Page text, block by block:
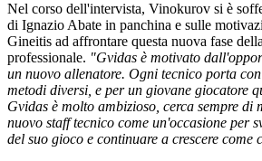
Nel corso dell'intervista, Vinokurov si è
di Ignazio Abate in panchina e sulle
Gineitis ad affrontare questa nuova fase
professionale. "Gvidas è motivato
un nuovo allenatore. Ogni tecnico porta con
metodi diversi, e per un giovane giocatore
Gvidas è molto ambizioso, cerca sempre di
nuovo staff tecnico come un'occasione per
del suo gioco e continuare a crescere come